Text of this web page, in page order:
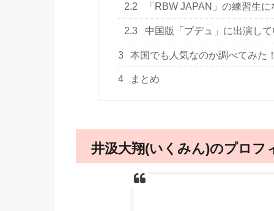
2.2 「RBW JAPAN」の練習生に
2.3 中国版「プデュ」に出演し
3 本国でも人気なのか調べてみた
4 まとめ
井汲大翔(いくみん)のプロフ